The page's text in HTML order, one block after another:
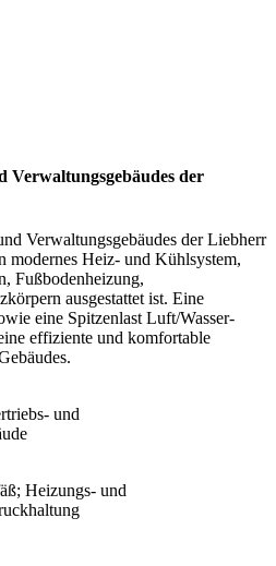
Verwaltungsgebäudes der
Verwaltungsgebäudes der Liebherr
modernes Heiz- und Kühlsystem,
Fußbodenheizung,
ausgestattet ist. Eine
eine Spitzenlast Luft/Wasser-
effiziente und komfortable
und
Heizungs- und